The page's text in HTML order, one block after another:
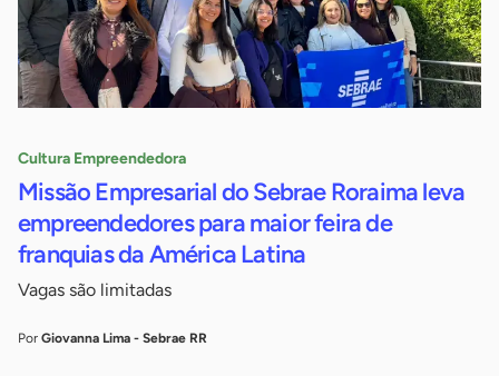
Cultura Empreendedora
Missão Empresarial do Sebrae Roraima leva
empreendedores para maior feira de
franquias da América Latina
Vagas são limitadas
Por Giovanna Lima - Sebrae RR